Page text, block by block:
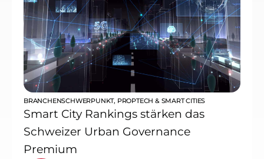
BRANCHENSCHWERPUNKT, PROPTECH & SMART CITIES
Smart City Rankings stärken das
Schweizer Urban Governance
Premium